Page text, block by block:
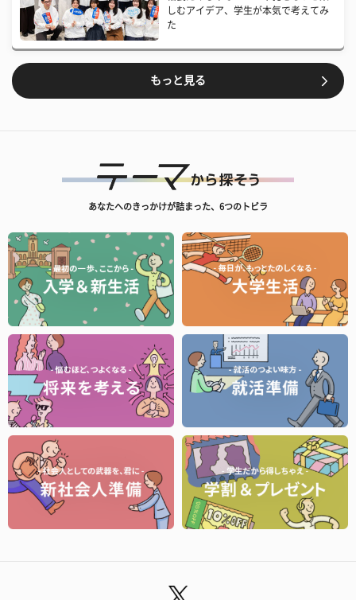
しむアイデア、学生が本気で考えてみ
た
もっと見る
あなたへのきっかけが詰まった、6つのトビラ